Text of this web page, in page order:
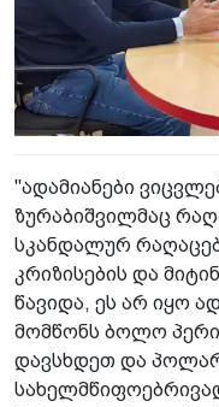
"ადამიანები
ზურაბიშვილმაც
სკანდალურ
კრიზისების და
წავიდა, ეს არ იყო
მომწონს ბოლო
დავსხდეთ და